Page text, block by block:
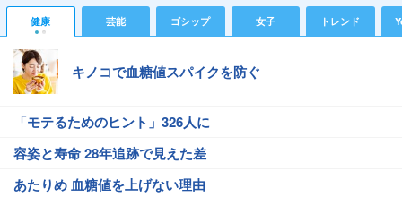
健康 芸能 ゴシップ 女子 トレンド
キノコで血糖値スパイクを防ぐ
「モテるためのヒント」326人に
容姿と寿命 28年追跡で見えた差
あたりめ 血糖値を上げない理由